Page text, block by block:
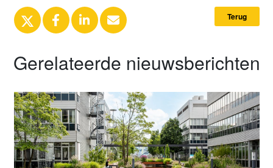
Terug
Gerelateerde nieuwsberichten